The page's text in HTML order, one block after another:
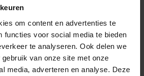
om content en advertenties te
functies voor social media te bieden
te analyseren. Ook delen we
van onze site met onze
media, adverteren en analyse. Deze
de Sir serie van Sissy-Boy. De stof is
de vulling van polyetherschuim en dons
aangenaam ...Lees meer
+ opties